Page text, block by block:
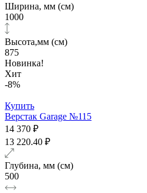
Ширина, мм (см)
1000
Высота,мм (см)
875
Новинка!
Хит
-8%
Купить
Верстак Garage №115
14 370 ₽
13 220.40 ₽
Глубина, мм (см)
500